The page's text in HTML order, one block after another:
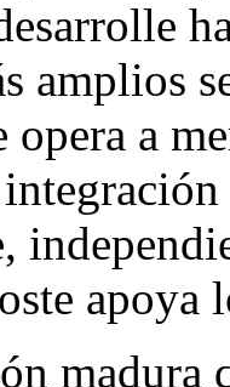
amplios
opera a
madura